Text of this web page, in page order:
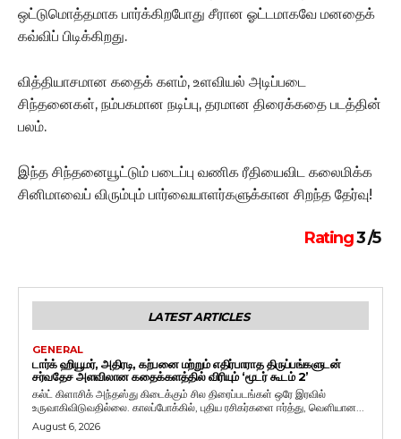
ஒட்டுமொத்தமாக பார்க்கிறபோது சீரான ஓட்டமாகவே மனதைக்
கவ்விப் பிடிக்கிறது.
வித்தியாசமான கதைக் களம், உளவியல் அடிப்படை
சிந்தனைகள், நம்பகமான நடிப்பு, தரமான திரைக்கதை படத்தின்
பலம்.
இந்த சிந்தனையூட்டும் படைப்பு வணிக ரீதியைவிட கலைமிக்க
சினிமாவைப் விரும்பும் பார்வையாளர்களுக்கான சிறந்த தேர்வு!
Rating3 /5
LATEST ARTICLES
GENERAL
டார்க் ஹியூமர், அதிரடி, கற்பனை மற்றும் எதிர்பாராத திருப்பங்களுடன்
சர்வதேச அளவிலான கதைக்களத்தில் விரியும் ‘மூடர் கூடம் 2’
கல்ட் கிளாசிக் அந்தஸ்து கிடைக்கும் சில திரைப்படங்கள் ஒரே இரவில்
உருவாகிவிடுவதில்லை. காலப்போக்கில், புதிய ரசிகர்களை ஈர்த்து, வெளியான...
August 6, 2026